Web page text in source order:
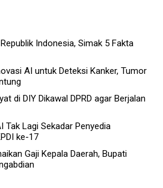
Indonesia, Simak 5 Fakta
AI untuk Deteksi Kanker, Tumor
di DIY Dikawal DPRD agar Berjalan
Tak Lagi Sekadar Penyedia
ke-17
Gaji Kepala Daerah, Bupati